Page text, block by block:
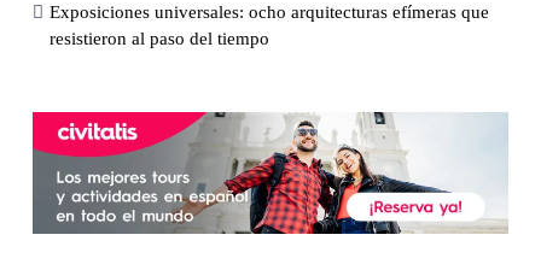
Exposiciones universales: ocho arquitecturas efímeras que
resistieron al paso del tiempo